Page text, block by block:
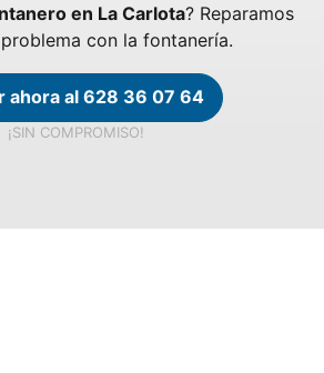
en La Carlota? Reparamos
con la fontanería.
ahora al 628 36 07 64
¡SIN COMPROMISO!